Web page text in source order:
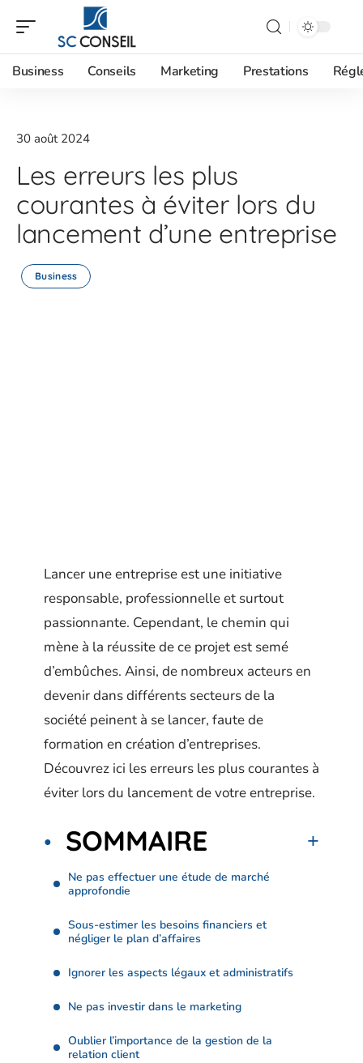
Business Conseils Marketing Prestations
30 août 2024
Les erreurs les plus
courantes à éviter lors du
lancement d’une entreprise
Business
Lancer une entreprise est une initiative
responsable, professionnelle et surtout
passionnante. Cependant, le chemin qui
mène à la réussite de ce projet est semé
d’embûches. Ainsi, de nombreux acteurs en
devenir dans différents secteurs de la
société peinent à se lancer, faute de
formation en création d’entreprises.
Découvrez ici les erreurs les plus courantes à
éviter lors du lancement de votre entreprise.
SOMMAIRE
Ne pas effectuer une étude de marché
approfondie
Sous-estimer les besoins financiers et
négliger le plan d’affaires
Ignorer les aspects légaux et administratifs
Ne pas investir dans le marketing
Oublier l’importance de la gestion de la
relation client